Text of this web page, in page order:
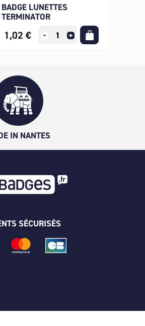
BADGE LUNETTES
TERMINATOR
1,02 €
IN NANTES
SÉCURISÉS